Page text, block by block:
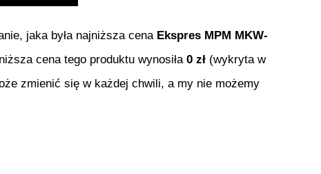
jaka była najniższa cena Ekspres MPM MKW-
cena tego produktu wynosiła 0 zł (wykryta w
zmienić się w każdej chwili, a my nie możemy